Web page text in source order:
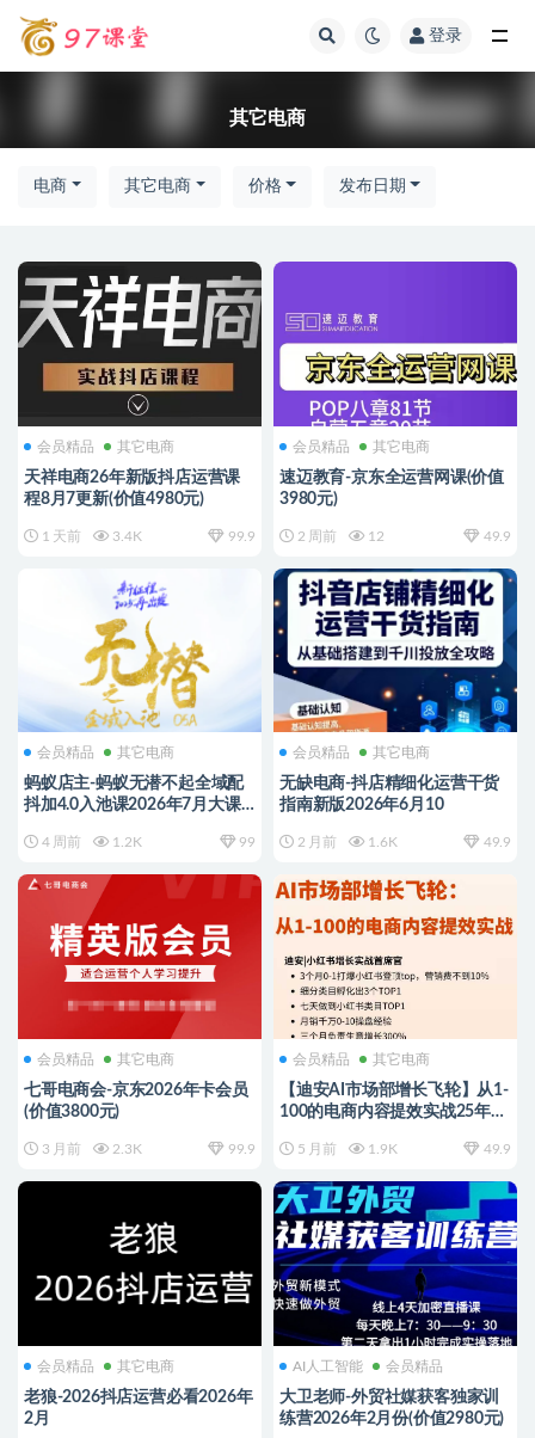
登录
其它电商
电商 其它电商 价格 发布日期
会员精品 其它电商
天祥电商26年新版抖店运营课
程8月7更新(价值4980元)
1 天前 3.4K 99.9
会员精品 其它电商
速迈教育-京东全运营网课(价值
3980元)
2 周前 12 49.9
会员精品 其它电商
蚂蚁店主-蚂蚁无潜不起全域配
抖加4.0入池课2026年7月大课
4 周前 1.2K 99
会员精品 其它电商
无缺电商-抖店精细化运营干货
指南新版2026年6月10
2 月前 1.6K 49.9
会员精品 其它电商
七哥电商会-京东2026年卡会员
(价值3800元)
3 月前 2.3K 99.9
会员精品 其它电商
【迪安AI市场部增长飞轮】从1-
100的电商内容提效实战25年3
5 月前 1.9K 49.9
会员精品 其它电商
老狼-2026抖店运营必看2026年
2月
AI人工智能 会员精品
大卫老师-外贸社媒获客独家训
练营2026年2月份(价值2980元)